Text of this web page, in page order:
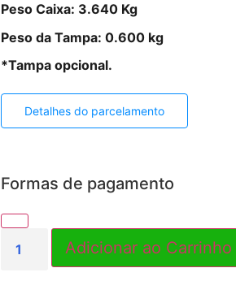
Peso Caixa: 3.640 Kg
Peso da Tampa: 0.600 kg
*Tampa opcional.
Detalhes do parcelamento
Formas de pagamento